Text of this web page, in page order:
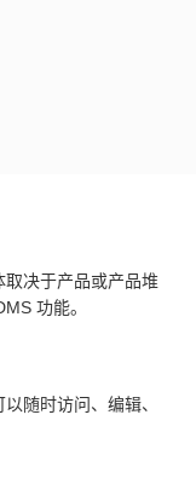
决于产品或产品堆
功能。
随时访问、编辑、